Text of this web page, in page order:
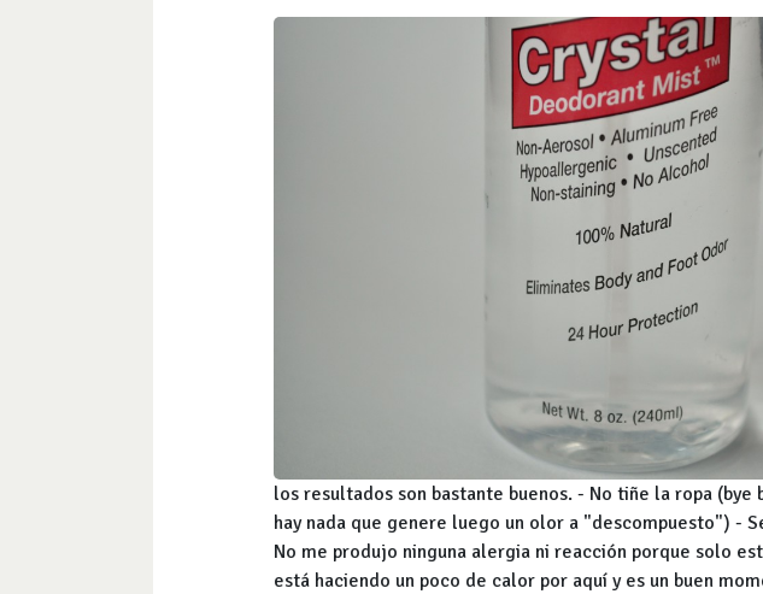
los resultados son bastante buenos. - No tiñe la ropa
hay nada que genere luego un olor a "descompuesto") -
No me produjo ninguna alergia ni reacción porque solo
está haciendo un poco de calor por aquí y es un buen